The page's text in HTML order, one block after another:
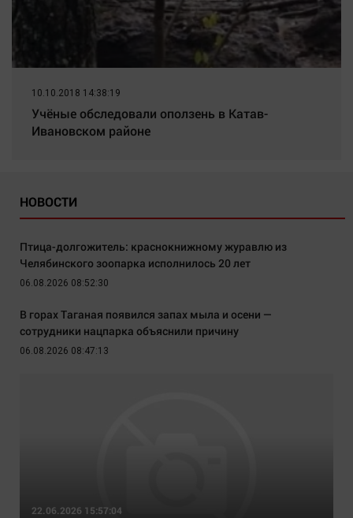
10.10.2018 14:38:19
Учёные обследовали оползень в Катав-
Ивановском районе
НОВОСТИ
Птица-долгожитель: краснокнижному журавлю из
Челябинского зоопарка исполнилось 20 лет
06.08.2026 08:52:30
В горах Таганая появился запах мыла и осени —
сотрудники нацпарка объяснили причину
06.08.2026 08:47:13
22.06.2026 15:57:04